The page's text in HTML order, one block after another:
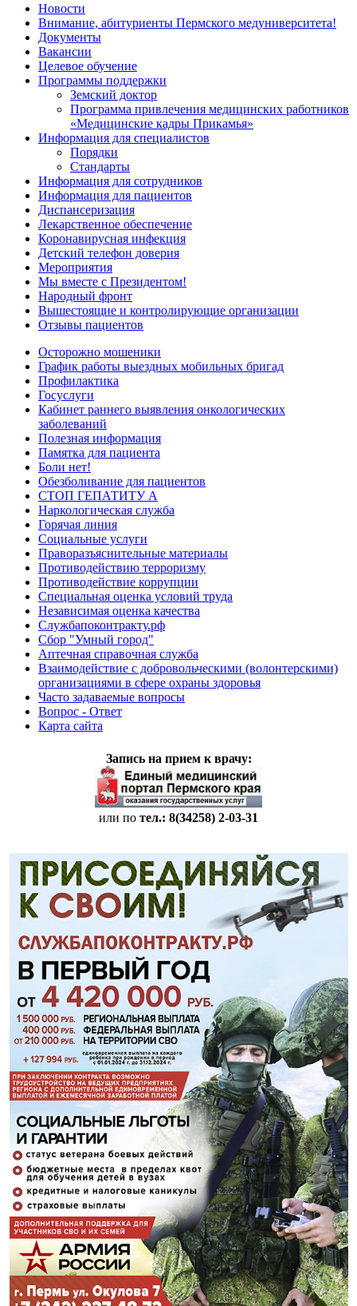
Новости
Внимание, абитуриенты Пермского медуниверситета!
Документы
Вакансии
Целевое обучение
Программы поддержки
Земский доктор
Программа привлечения медицинских работников
«Медицинские кадры Прикамья»
Информация для специалистов
Порядки
Стандарты
Информация для сотрудников
Информация для пациентов
Диспансеризация
Лекарственное обеспечение
Коронавирусная инфекция
Детский телефон доверия
Мероприятия
Мы вместе с Президентом!
Народный фронт
Вышестоящие и контролирующие организации
Отзывы пациентов
Осторожно мошеники
График работы выездных мобильных бригад
Профилактика
Госуслуги
Кабинет раннего выявления онкологических
заболеваний
Полезная информация
Памятка для пациента
Боли нет!
Обезболивание для пациентов
СТОП ГЕПАТИТУ А
Наркологическая служба
Горячая линия
Социальные услуги
Праворазъяснительные материалы
Противодействию терроризму
Противодействие коррупции
Специальная оценка условий труда
Независимая оценка качества
Службапоконтракту.рф
Сбор "Умный город"
Аптечная справочная служба
Взаимодействие с добровольческими (волонтерскими)
организациями в сфере охраны здоровья
Часто задаваемые вопросы
Вопрос - Ответ
Карта сайта
Запись на прием к врачу:
или по тел.: 8(34258) 2-03-31